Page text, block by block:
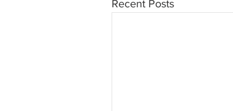
Recent Posts